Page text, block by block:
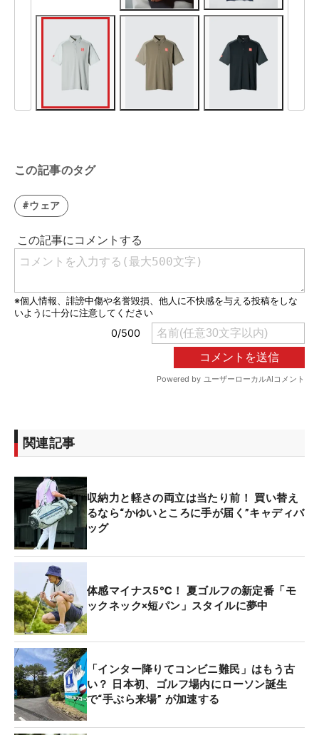
この記事のタグ
#ウェア
関連記事
収納力と軽さの両立は当たり前！ 買い替え
るなら“かゆいところに手が届く”キャディバ
ッグ
体感マイナス5℃！ 夏ゴルフの新定番「モ
ックネック×短パン」スタイルに夢中
「インター降りてコンビニ難民」はもう古
い？ 日本初、ゴルフ場内にローソン誕生
で“手ぶら来場” が加速する